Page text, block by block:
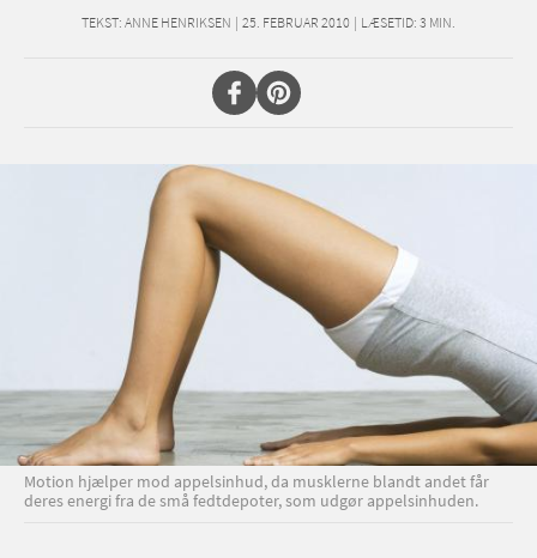
TEKST: ANNE HENRIKSEN | 25. FEBRUAR 2010 | LÆSETID: 3 MIN.
Motion hjælper mod appelsinhud, da musklerne blandt andet får
deres energi fra de små fedtdepoter, som udgør appelsinhuden.